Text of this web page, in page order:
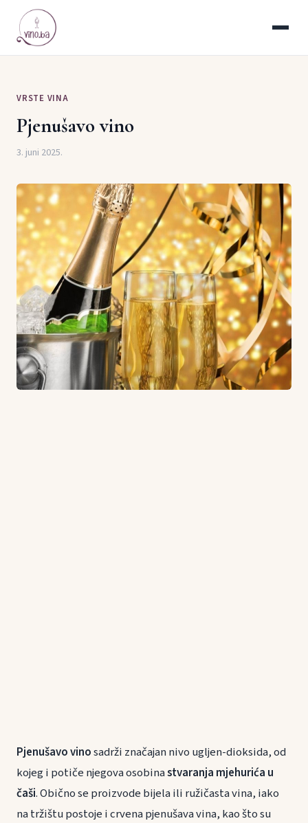
VRSTE VINA
Pjenušavo vino
3. juni 2025.
Pjenušavo vinosadrži značajan nivo ugljen-dioksida, od
kojeg i potiče njegova osobinastvaranja mjehurića u
čaši. Obično se proizvode bijela ili ružičasta vina, iako
na tržištu postoje i crvena pjenušava vina, kao što su